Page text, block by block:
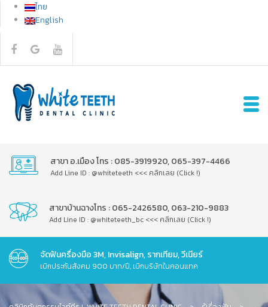
ไทย
English
สาขา อ.เมือง โทร : 085-3919920, 065-397-4466
Add Line ID : @whiteteeth <<< คลิกเลย (Click !)
สาขาบ้านฉางโทร : 065-2426580, 063-210-9883
Add Line ID : @whiteteeth_bc <<< คลิกเลย (Click !)
จัดฟันครื่องมือ 3M, Invisalign, รากเทียม, วีเนียร์
เบิกประกันสังคม 900 บาท/ปี, เบิกบริษัทในคอนแทค